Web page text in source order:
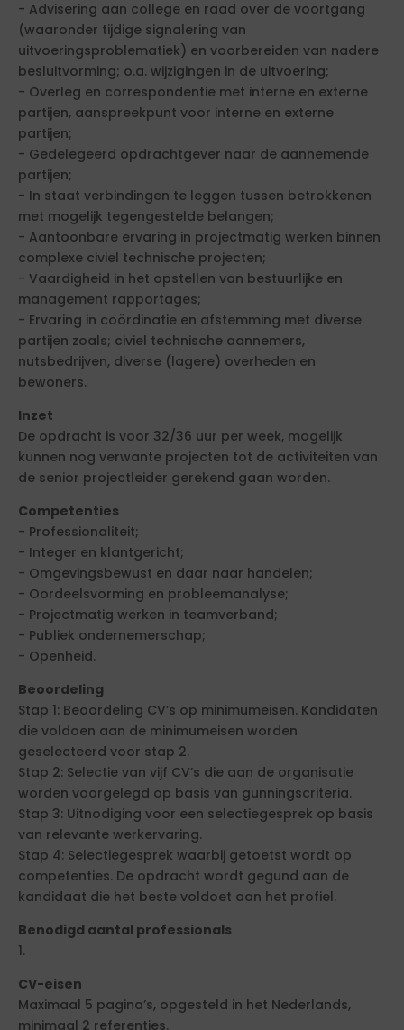
- Advisering aan college en raad over de voortgang
(waaronder tijdige signalering van
uitvoeringsproblematiek) en voorbereiden van nadere
besluitvorming; o.a. wijzigingen in de uitvoering;
- Overleg en correspondentie met interne en externe
partijen, aanspreekpunt voor interne en externe
partijen;
- Gedelegeerd opdrachtgever naar de aannemende
partijen;
- In staat verbindingen te leggen tussen betrokkenen
met mogelijk tegengestelde belangen;
- Aantoonbare ervaring in projectmatig werken binnen
complexe civiel technische projecten;
- Vaardigheid in het opstellen van bestuurlijke en
management rapportages;
- Ervaring in coördinatie en afstemming met diverse
partijen zoals; civiel technische aannemers,
nutsbedrijven, diverse (lagere) overheden en
bewoners.
Inzet
De opdracht is voor 32/36 uur per week, mogelijk
kunnen nog verwante projecten tot de activiteiten van
de senior projectleider gerekend gaan worden.
Competenties
- Professionaliteit;
- Integer en klantgericht;
- Omgevingsbewust en daar naar handelen;
- Oordeelsvorming en probleemanalyse;
- Projectmatig werken in teamverband;
- Publiek ondernemerschap;
- Openheid.
Beoordeling
Stap 1: Beoordeling CV’s op minimumeisen. Kandidaten
die voldoen aan de minimumeisen worden
geselecteerd voor stap 2.
Stap 2: Selectie van vijf CV’s die aan de organisatie
worden voorgelegd op basis van gunningscriteria.
Stap 3: Uitnodiging voor een selectiegesprek op basis
van relevante werkervaring.
Stap 4: Selectiegesprek waarbij getoetst wordt op
competenties. De opdracht wordt gegund aan de
kandidaat die het beste voldoet aan het profiel.
Benodigd aantal professionals
1.
CV-eisen
Maximaal 5 pagina’s, opgesteld in het Nederlands,
minimaal 2 referenties.